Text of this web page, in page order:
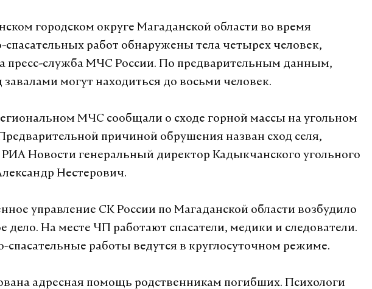
городском округе Магаданской области во время
спасательных работ обнаружены тела четырех человек,
пресс-служба МЧС России. По предварительным данным,
завалами могут находиться до восьми человек.
МЧС сообщали о сходе горной массы на угольном
причиной обрушения назван сход селя,
Новости генеральный директор Кадыкчанского угольного
Нестерович.
управление СК России по Магаданской области возбудило
дело. На месте ЧП работают спасатели, медики и следователи.
спасательные работы ведутся в круглосуточном режиме.
адресная помощь родственникам погибших. Психологи